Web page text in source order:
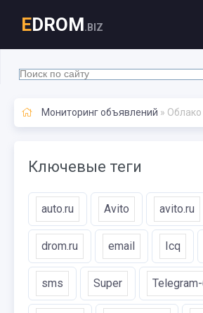
EDROM.BIZ
Мониторинг объявлений » Облако
Ключевые теги
auto.ru Avito avito.ru
drom.ru email Icq
sms Super